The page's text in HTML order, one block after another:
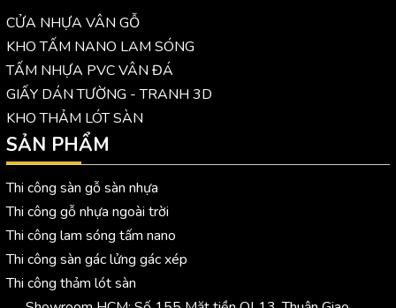
CỬA NHỰA VÂN GỖ
KHO TẤM NANO LAM SÓNG
TẤM NHỰA PVC VÂN ĐÁ
GIẤY DÁN TƯỜNG - TRANH 3D
KHO THẢM LÓT SÀN
SẢN PHẨM
Thi công sàn gỗ sàn nhựa
Thi công gỗ nhựa ngoài trời
Thi công lam sóng tấm nano
Thi công sàn gác lửng gác xép
Thi công thảm lót sàn